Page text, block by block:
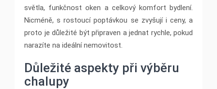
světla, funkčnost oken a celkový komfort bydlení.
Nicméně, s rostoucí poptávkou se zvyšují i ceny, a
proto je důležité být připraven a jednat rychle, pokud
narazíte na ideální nemovitost.
Důležité aspekty při výběru
chalupy